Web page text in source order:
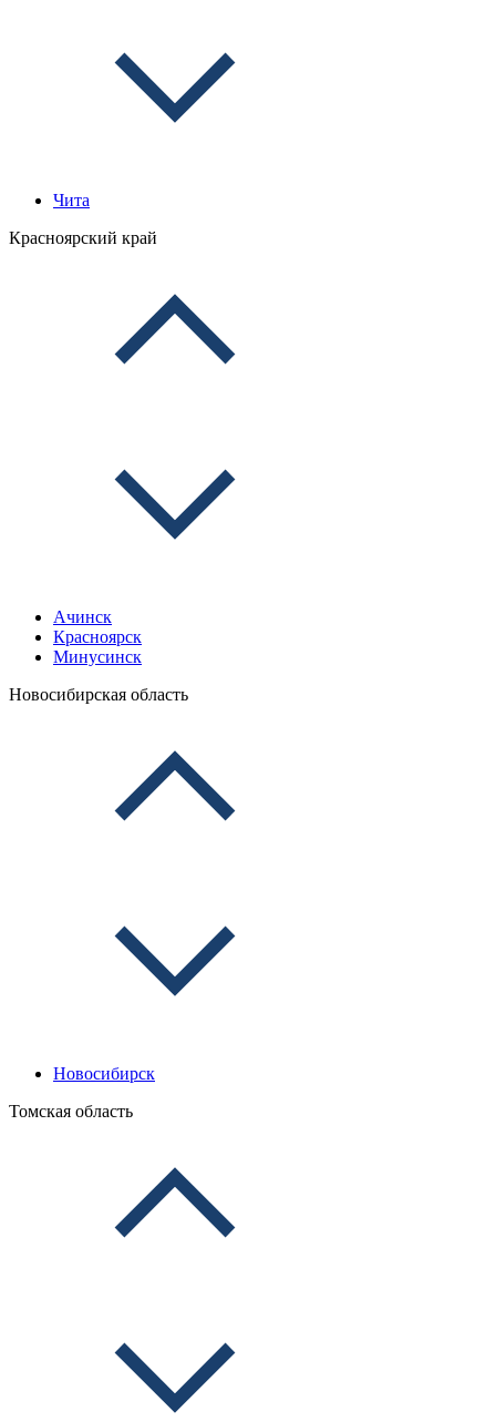
Чита
Красноярский край
Ачинск
Красноярск
Минусинск
Новосибирская область
Новосибирск
Томская область